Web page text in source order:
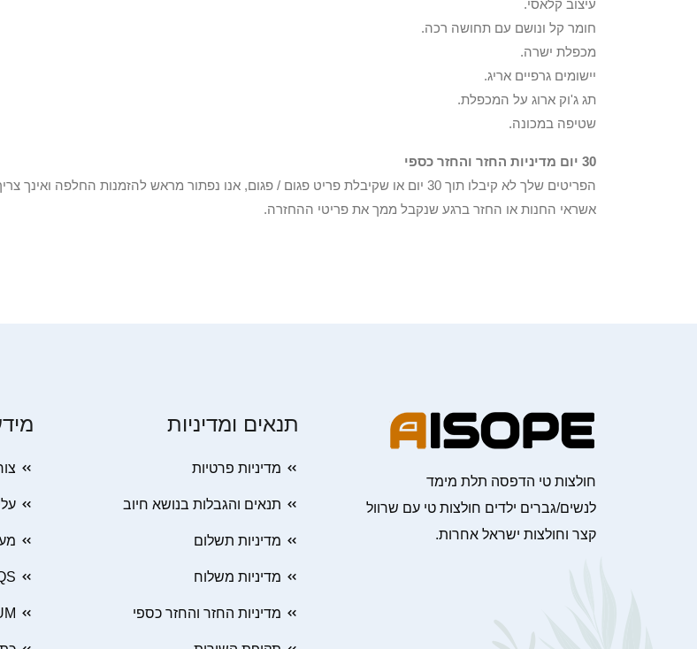
עיצוב קלאסי.
חומר קל ונושם עם תחושה רכה.
מכפלת ישרה.
יישומים גרפיים אריג.
תג ג'וק ארוג על המכפלת.
שטיפה במכונה.
30 יום מדיניות החזר והחזר כספי
הפריטים שלך לא קיבלו תוך 30 יום או שקיבלת פריט פגום / פגום, אנו נפתור מראש להזמנות
אשראי החנות או החזר ברגע שנקבל ממך את פריטי ההחזרה.
חולצות טי הדפסה תלת מימד
לנשים/גברים ילדים חולצות טי עם שרוול
קצר וחולצות ישראל אחרות.
תנאים ומדיניות
מדיניות פרטיות
תנאים והגבלות בנושא חיוב
מדיניות תשלום
מדיניות משלוח
מדיניות החזר והחזר כספי